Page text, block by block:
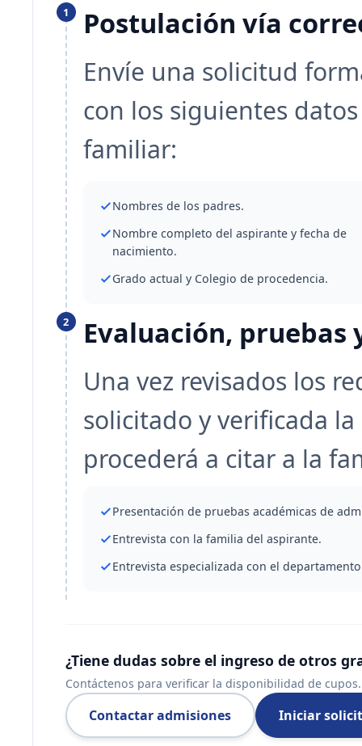
1 Postulación vía
Envíe una solicitud
con los siguientes
familiar:
Nombres de los padres.
Nombre completo del aspirante y fecha de
nacimiento.
Grado actual y Colegio de procedencia.
2 Evaluación, pruebas
Una vez revisados los
solicitado y verificada
procederá a citar a la
Presentación de pruebas académicas de
Entrevista con la familia del aspirante.
Entrevista especializada con el
¿Tiene dudas sobre el ingreso de otros
Contáctenos para verificar la disponibilidad de cupos.
Contactar admisiones Iniciar